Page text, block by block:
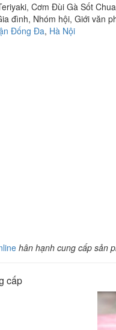
Cơm Đùi Gà Sốt
đình, Nhóm hội, Giới văn
Đống Đa, Hà Nội
hân hạnh cung cấp sản
cấp